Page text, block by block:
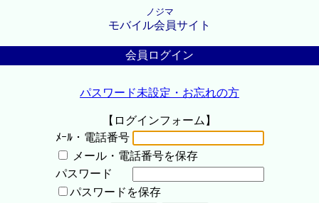
ノジマ
モバイル会員サイト
会員ログイン
パスワード未設定・お忘れの方
【ログインフォーム】
ﾒｰﾙ・電話番号
メール・電話番号を保存
パスワード
パスワードを保存